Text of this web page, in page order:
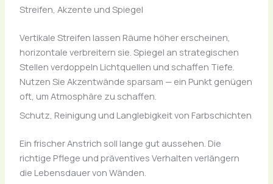
Streifen, Akzente und Spiegel
Vertikale Streifen lassen Räume höher erscheinen,
horizontale verbreitern sie. Spiegel an strategischen
Stellen verdoppeln Lichtquellen und schaffen Tiefe.
Nutzen Sie Akzentwände sparsam — ein Punkt genügen
oft, um Atmosphäre zu schaffen.
Schutz, Reinigung und Langlebigkeit von Farbschichten
Ein frischer Anstrich soll lange gut aussehen. Die
richtige Pflege und präventives Verhalten verlängern
die Lebensdauer von Wänden.